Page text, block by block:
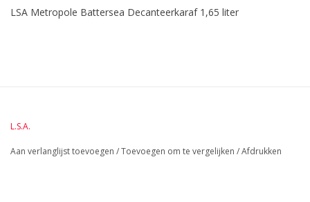
LSA Metropole Battersea Decanteerkaraf 1,65 liter
LengteMM:
L.S.A.
Aan verlanglijst toevoegen /Toevoegen om te vergelijken /Afdrukken